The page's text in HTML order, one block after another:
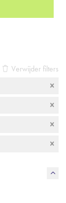
Verwijder filters